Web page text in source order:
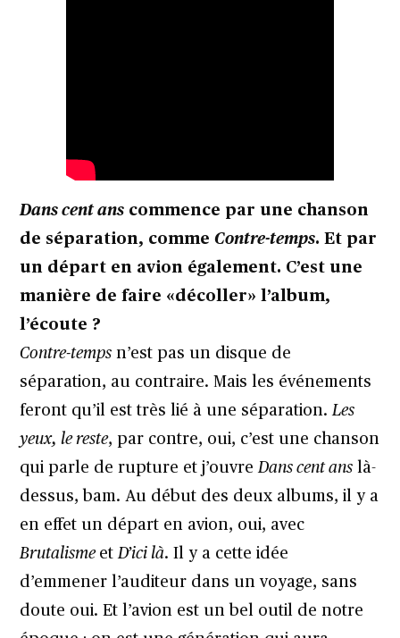
Dans cent ans commence par une chanson
de séparation, commeContre-temps. Et par
un départ en avion également. C’est une
manière de faire «décoller» l’album,
l’écoute ?
Contre-temps n’est pas un disque de
séparation, au contraire. Mais les événements
feront qu’il est très lié à une séparation.Les
yeux, le reste, par contre, oui, c’est une chanson
qui parle de rupture et j’ouvreDans cent ans là-
dessus, bam. Au début des deux albums, il y a
en effet un départ en avion, oui, avec
Brutalisme etD’ici là. Il y a cette idée
d’emmener l’auditeur dans un voyage, sans
doute oui. Et l’avion est un bel outil de notre